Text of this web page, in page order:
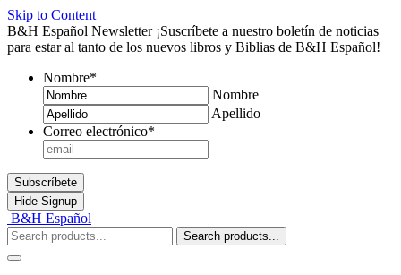
Skip to Content
B&H Español Newsletter ¡Suscríbete a nuestro boletín de noticias
para estar al tanto de los nuevos libros y Biblias de B&H Español!
Nombre*
Nombre
Apellido
Correo electrónico*
Subscríbete
Hide Signup
B&H Español
Search products...